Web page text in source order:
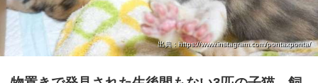
出典 : https://www.instagram.com/pontaxponta/